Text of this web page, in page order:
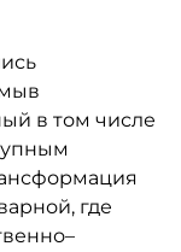
в том числе
где